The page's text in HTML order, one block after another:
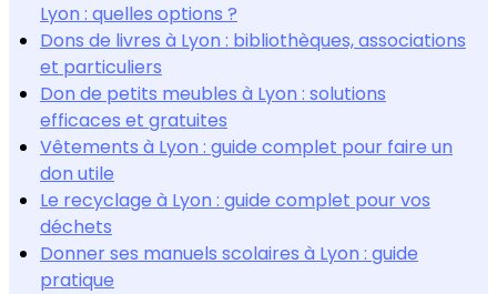
Lyon : quelles options ?
Dons de livres à Lyon : bibliothèques, associations
et particuliers
Don de petits meubles à Lyon : solutions
efficaces et gratuites
Vêtements à Lyon : guide complet pour faire un
don utile
Le recyclage à Lyon : guide complet pour vos
déchets
Donner ses manuels scolaires à Lyon : guide
pratique